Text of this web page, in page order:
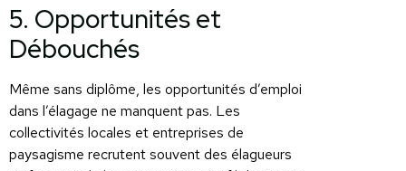
5. Opportunités et
Débouchés
Même sans diplôme, les opportunités d’emploi
dans l’élagage ne manquent pas. Les
collectivités locales et entreprises de
paysagisme recrutent souvent des élagueurs